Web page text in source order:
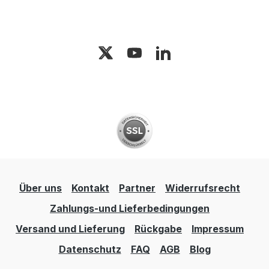
Über uns Kontakt Partner
Widerrufsrecht
Zahlungs-und Lieferbedingungen
Versand und Lieferung
Rückgabe
Impressum
Datenschutz
FAQ AGB Blog